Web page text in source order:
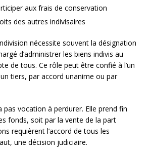
aux frais de conservation
des autres indivisaires
nécessite souvent la désignation
d’administrer les biens indivis au
de tous. Ce rôle peut être confié à l’un
tiers, par accord unanime ou par
pas vocation à perdurer. Elle prend fin
fonds, soit par la vente de la part
requièrent l’accord de tous les
une décision judiciaire.